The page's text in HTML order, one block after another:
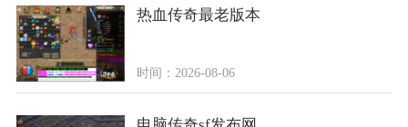
热血传奇最老版本
时间：2026-08-06